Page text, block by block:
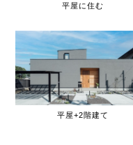
平屋に住む
平屋+2階建て